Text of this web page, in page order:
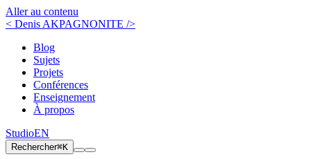
Aller au contenu
< Denis AKPAGNONITE />
Blog
Sujets
Projets
Conférences
Enseignement
À propos
StudioEN
Rechercher⌘K